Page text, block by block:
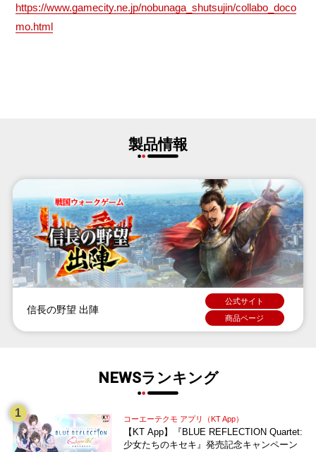
https://www.gamecity.ne.jp/nobunaga_shutsujin/collabo_doco
mo.html
製品情報
信長の野望 出陣
公式サイト
商品ページ
NEWSランキング
コーエーテクモ アプリ（KT App）
【KT App】『BLUE REFLECTION Quartet:
少女たちのキセキ』発売記念キャンペーン